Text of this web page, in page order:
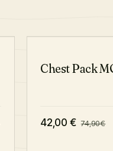
Chest Pack
42,00 € 74,90€